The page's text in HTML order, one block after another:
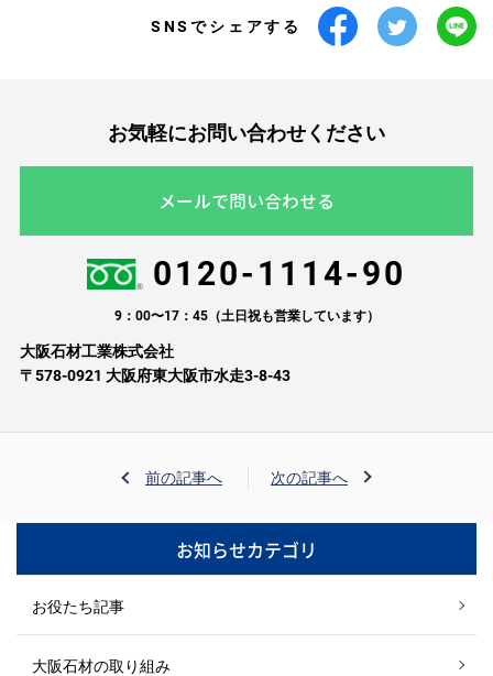
SNSでシェアする
お気軽にお問い合わせください
メールで問い合わせる
0120-1114-90
9：00〜17：45（土日祝も営業しています）
大阪石材工業株式会社
〒578-0921 大阪府東大阪市水走3-8-43
前の記事へ 次の記事へ
お知らせカテゴリ
お役たち記事
大阪石材の取り組み